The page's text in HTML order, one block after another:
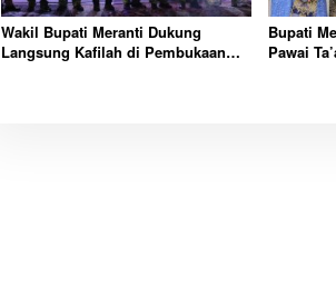
Wakil Bupati Meranti Dukung
Langsung Kafilah di Pembukaan
Bupati
Pawai